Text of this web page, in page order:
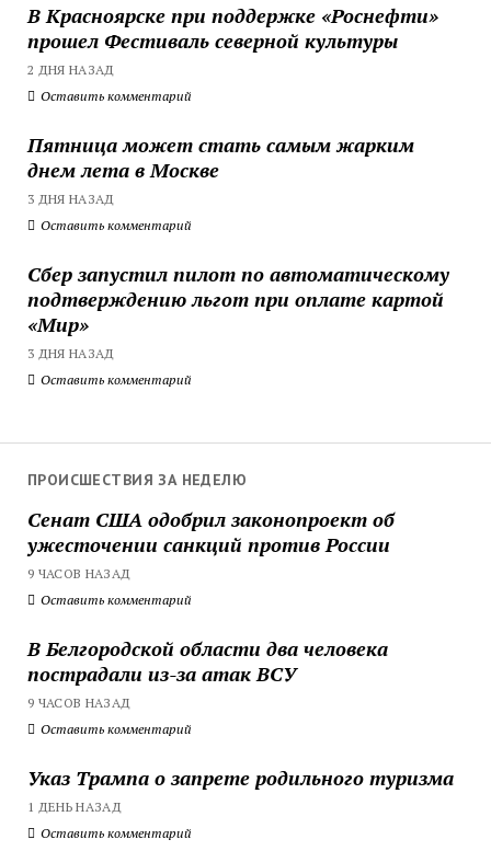
В Красноярске при поддержке «Роснефти»
прошел Фестиваль северной культуры
2 ДНЯ НАЗАД
Оставить комментарий
Пятница может стать самым жарким
днем лета в Москве
3 ДНЯ НАЗАД
Оставить комментарий
Сбер запустил пилот по автоматическому
подтверждению льгот при оплате картой
«Мир»
3 ДНЯ НАЗАД
Оставить комментарий
ПРОИСШЕСТВИЯ ЗА НЕДЕЛЮ
Сенат США одобрил законопроект об
ужесточении санкций против России
9 ЧАСОВ НАЗАД
Оставить комментарий
В Белгородской области два человека
пострадали из-за атак ВСУ
9 ЧАСОВ НАЗАД
Оставить комментарий
Указ Трампа о запрете родильного туризма
1 ДЕНЬ НАЗАД
Оставить комментарий